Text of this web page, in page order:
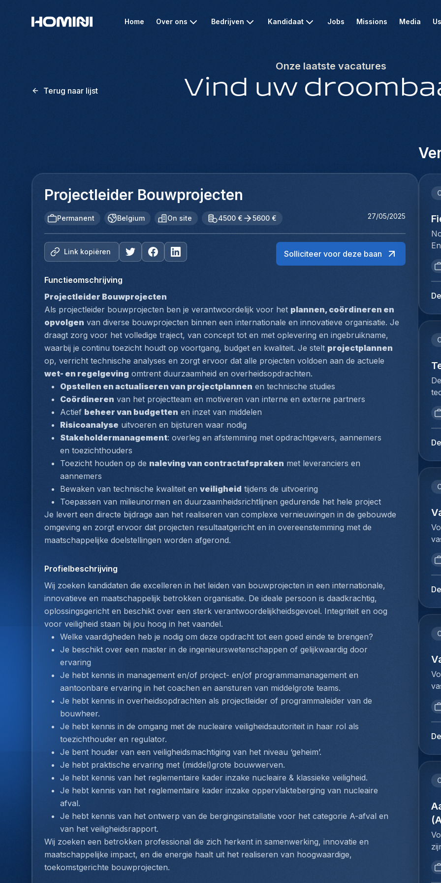
Home Over ons Bedrijven Kandidaat Jobs Missions Media
Onze laatste vacatures
Vind uw
Terug naar lijst
Projectleider Bouwprojecten
Permanent Belgium On site 4500 € 5600 € 27/05/2025
Link kopiëren Solliciteer voor deze baan
Functieomschrijving
Projectleider Bouwprojecten
Als projectleider bouwprojecten ben je verantwoordelijk voor het plannen, coördineren en
opvolgen van diverse bouwprojecten binnen een internationale en innovatieve organisatie. Je
draagt zorg voor het volledige traject, van concept tot en met oplevering en ingebruikname,
waarbij je continu toezicht houdt op voortgang, budget en kwaliteit. Je stelt projectplannen
wet- en regelgeving omtrent duurzaamheid en overheidsopdrachten.
Opstellen en actualiseren van projectplannen en technische studies
Coördineren van het projectteam en motiveren van interne en externe partners
Actief beheer van budgetten en inzet van middelen
Risicoanalyse uitvoeren en bijsturen waar nodig
Stakeholdermanagement: overleg en afstemming met opdrachtgevers, aannemers
en toezichthouders
Toezicht houden op de naleving van contractafspraken met leveranciers en
aannemers
Bewaken van technische kwaliteit en veiligheid tijdens de uitvoering
Toepassen van milieunormen en duurzaamheidsrichtlijnen gedurende het hele project
Je levert een directe bijdrage aan het realiseren van complexe vernieuwingen in de gebouwde
omgeving en zorgt ervoor dat projecten resultaatgericht en in overeenstemming met de
maatschappelijke doelstellingen worden afgerond.
Profielbeschrijving
Wij zoeken kandidaten die excelleren in het leiden van bouwprojecten in een internationale,
innovatieve en maatschappelijk betrokken organisatie. De ideale persoon is daadkrachtig,
oplossingsgericht en beschikt over een sterk verantwoordelijkheidsgevoel. Integriteit en oog
voor veiligheid staan bij jou hoog in het vaandel.
Welke vaardigheden heb je nodig om deze opdracht tot een goed einde te brengen?
Je beschikt over een master in de ingenieurswetenschappen of gelijkwaardig door
ervaring
Je hebt kennis in management en/of project- en/of programmamanagement en
aantoonbare ervaring in het coachen en aansturen van middelgrote teams.
Je hebt kennis in overheidsopdrachten als projectleider of programmaleider van de
bouwheer.
Je hebt kennis in de omgang met de nucleaire veiligheidsautoriteit in haar rol als
toezichthouder en regulator.
Je bent houder van een veiligheidsmachtiging van het niveau ‘geheim’.
Je hebt praktische ervaring met (middel)grote bouwwerven.
Je hebt kennis van het reglementaire kader inzake nucleaire & klassieke veiligheid.
Je hebt kennis van het reglementaire kader inzake oppervlakteberging van nucleaire
afval.
Je hebt kennis van het ontwerp van de bergingsinstallatie voor het categorie A-afval en
van het veiligheidsrapport.
Wij zoeken een betrokken professional die zich herkent in samenwerking, innovatie en
maatschappelijke impact, en die energie haalt uit het realiseren van hoogwaardige,
toekomstgerichte bouwprojecten.
et